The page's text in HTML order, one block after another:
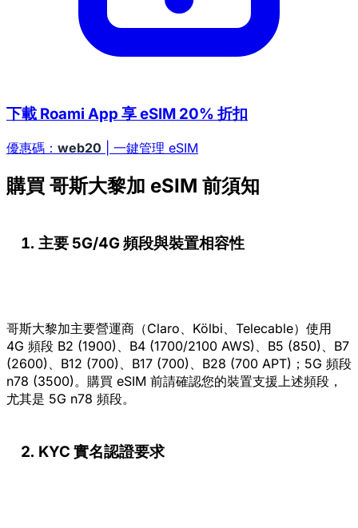
下載 Roami App 享 eSIM 20% 折扣
優惠碼： web20 | 一鍵管理 eSIM
購買 哥斯大黎加 eSIM 前須知
主要 5G/4G 頻段與裝置相容性
哥斯大黎加主要營運商（Claro、Kölbi、Telecable）使用
4G 頻段 B2 (1900)、B4 (1700/2100 AWS)、B5 (850)、B7
(2600)、B12 (700)、B17 (700)、B28 (700 APT)；5G 頻段
n78 (3500)。購買 eSIM 前請確認您的裝置支援上述頻段，
尤其是 5G n78 頻段。
KYC 實名認證要求